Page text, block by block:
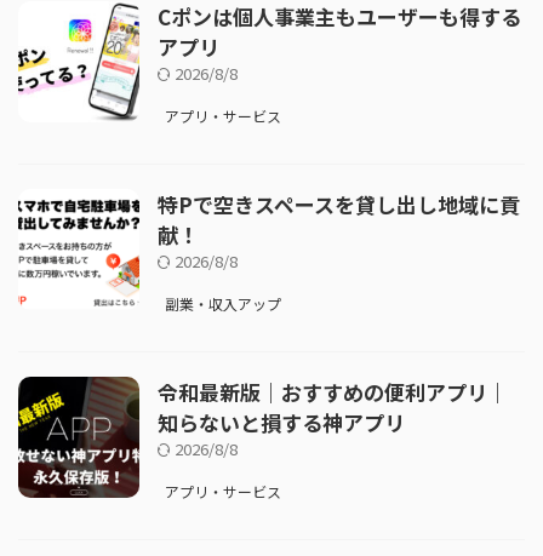
Cポンは個人事業主もユーザーも得する
アプリ
2026/8/8
アプリ・サービス
特Pで空きスペースを貸し出し地域に貢
献！
2026/8/8
副業・収入アップ
令和最新版｜おすすめの便利アプリ｜
知らないと損する神アプリ
2026/8/8
アプリ・サービス